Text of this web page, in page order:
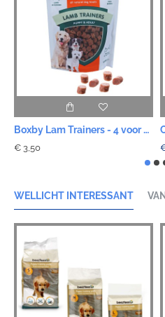
Boxby Lam Trainers - 4 voor 12 euro
€ 3,50
WELLICHT INTERESSANT